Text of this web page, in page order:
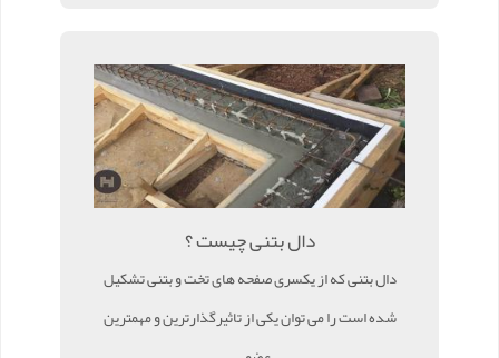
دال بتنی چیست ؟
دال بتنی که از یکسری صفحه های تخت و بتنی تشکیل
شده است را می توان یکی از تاثیرگذارترین و مهمترین